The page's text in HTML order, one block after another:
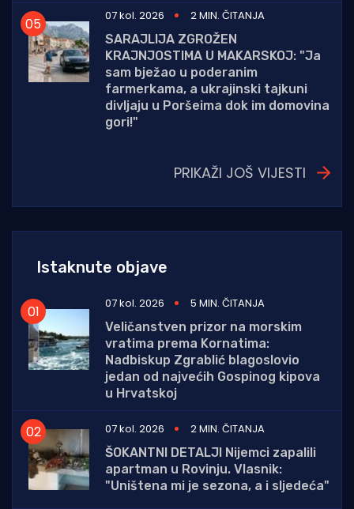
07 kol. 2026
2 MIN. ČITANJA
SARAJLIJA ZGROŽEN
KRAJNJOSTIMA U MAKARSKOJ: "Ja
sam bježao u poderanim
farmerkama, a ukrajinski tajkuni
divljaju u Poršeima dok im domovina
gori!"
PRIKAŽI JOŠ VIJESTI
Istaknute objave
07 kol. 2026
5 MIN. ČITANJA
Veličanstven prizor na morskim
vratima prema Kornatima:
Nadbiskup Zgrablić blagoslovio
jedan od najvećih Gospinog kipova
u Hrvatskoj
07 kol. 2026
2 MIN. ČITANJA
ŠOKANTNI DETALJI Nijemci zapalili
apartman u Rovinju. Vlasnik:
"Uništena mi je sezona, a i sljedeća"